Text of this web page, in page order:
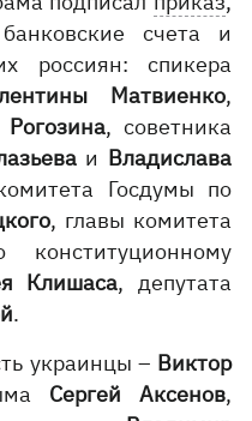
счета и
россиян: спикера
Матвиенко,
, советника
и Владислава
Госдумы по
, главы комитета
Клишаса, депутата
.
украинцы – Виктор
Сергей Аксенов,